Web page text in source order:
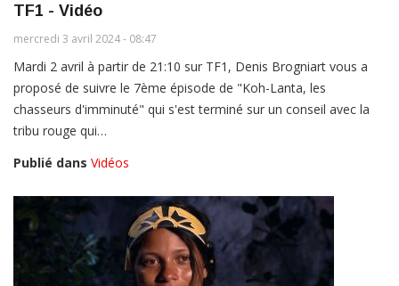
TF1 - Vidéo
mercredi 3 avril 2024 - 08:47
Mardi 2 avril à partir de 21:10 sur TF1, Denis Brogniart vous a
proposé de suivre le 7ème épisode de "Koh-Lanta, les
chasseurs d'imminuté" qui s'est terminé sur un conseil avec la
tribu rouge qui…
Publié dans Vidéos